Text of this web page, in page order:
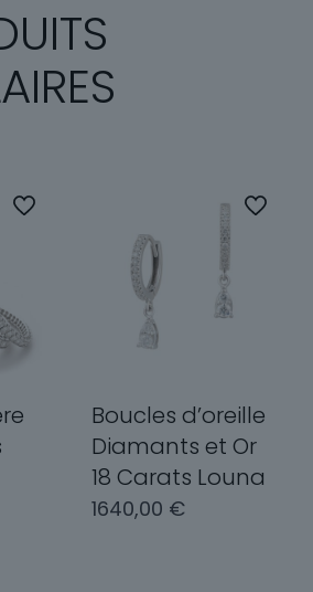
Boucles d’oreille
Diamants et Or
18 Carats Louna
1640,00 €